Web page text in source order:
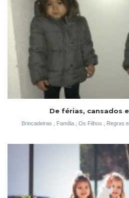
De férias, cansados
Brincadeiras Família Os Filhos Regras